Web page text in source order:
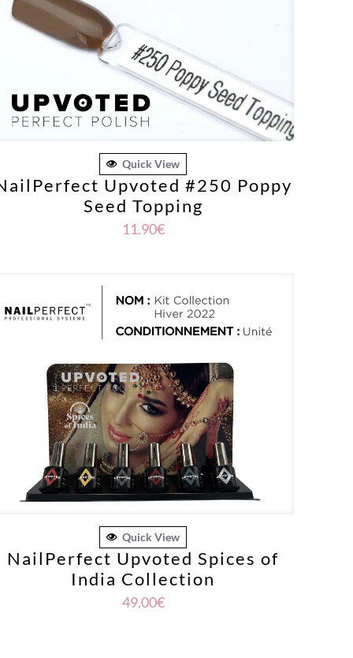
Quick View
Upvoted #250 Poppy
Seed Topping
11.90€
Quick View
NailPerfect Upvoted Spices of
India Collection
49.00€